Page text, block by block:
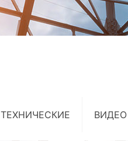
ТЕХНИЧЕСКИЕ ВИДЕО